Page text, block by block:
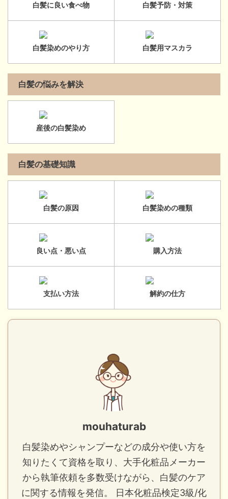
白髪に良い食べ物 白髪予防・対策
白髪染めのやり方 白髪用マスカラ
白髪の悩みを解決
産後の白髪染め
白髪の基礎知識
白髪の原因 白髪染めの種類
良い点・悪い点 購入方法
支払い方法 解約の仕方
mouhaturab
白髪染めやシャンプーなどの成分や使い方を
知りたくて資格を取り、大手化粧品メーカー
から執筆依頼を多数受けながら、白髪のケア
に関する情報を発信。 日本化粧品検定3級/化